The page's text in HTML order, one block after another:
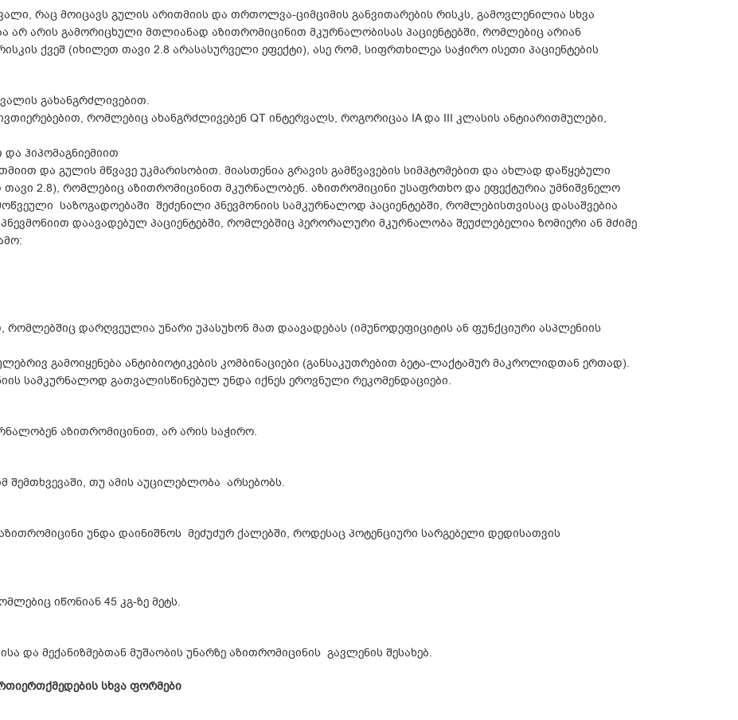
რაც მოიცავს გულის არითმიის და თრთოლვა-ციმციმის განვითარების რისკს, გამოვლენილია სხვა
არ არის გამორიცხული მთლიანად აზითრომიცინით მკურნალობისას პაციენტებში, რომლებიც არიან
ქვეშ (იხილეთ თავი 2.8 არასასურველი ეფექტი), ასე რომ, სიფრთხილეა საჭირო ისეთი პაციენტების
გახანგრძლივებით.
რომლებიც ახანგრძლივებენ QT ინტერვალს, როგორიცაა IA და III კლასის ანტიარითმულები,
ჰიპომაგნიემიით
და გულის მწვავე უკმარისობით. მიასთენია გრავის გამწვავების სიმპტომებით და ახლად დაწყებული
2.8), რომლებიც აზითრომიცინით მკურნალობენ. აზითრომიცინი უსაფრთხო და ეფექტურია უმნიშვნელო
საზოგადოებაში შეძენილი პნევმონიის სამკურნალოდ პაციენტებში, რომლებისთვისაც დასაშვებია
დაავადებულ პაციენტებში, რომლებშიც პერორალური მკურნალობა შეუძლებელია ზომიერი ან მძიმე
დარღვეულია უნარი უპასუხონ მათ დაავადებას (იმუნოდეფიციტის ან ფუნქციური ასპლენიის
გამოიყენება ანტიბიოტიკების კომბინაციები (განსაკუთრებით ბეტა-ლაქტამურ მაკროლიდთან ერთად).
სამკურნალოდ გათვალისწინებულ უნდა იქნეს ეროვნული რეკომენდაციები.
აზითრომიცინით, არ არის საჭირო.
თუ ამის აუცილებლობა არსებობს.
უნდა დაინიშნოს მეძუძურ ქალებში, როდესაც პოტენციური სარგებელი დედისათვის
იწონიან 45 კგ-ზე მეტს.
და მექანიზმებთან მუშაობის უნარზე აზითრომიცინის გავლენის შესახებ.
სხვა ფორმები